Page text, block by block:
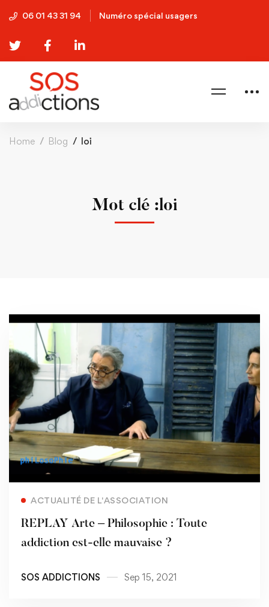
06 01 43 31 94 Numéro spécial usagers
Home Blog loi
Mot clé :loi
ACTUALITÉ DE L'ASSOCIATION
REPLAY Arte – Philosophie : Toute
addiction est-elle mauvaise ?
SOS ADDICTIONS Sep 15, 2021